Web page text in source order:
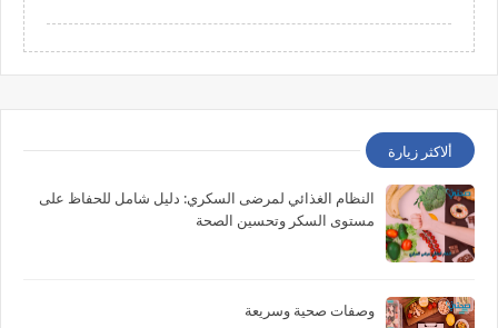
ألاكثر زيارة
النظام الغذائي لمرضى السكري: دليل شامل للحفاظ على
مستوى السكر وتحسين الصحة
وصفات صحية وسريعة